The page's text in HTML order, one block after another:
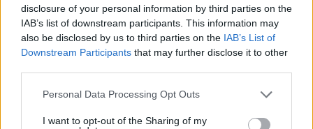
disclosure of your personal information by third parties on the
IAB’s list of downstream participants. This information may
also be disclosed by us to third parties on the IAB’s List of
Downstream Participants that may further disclose it to other
Please note that this website/app uses one or more Google
not limited to your visit or usage behaviour. You may click to
Personal Data Processing Opt Outs
I want to opt-out of the Sharing of my
10.08.2026, 03:33 9
Games